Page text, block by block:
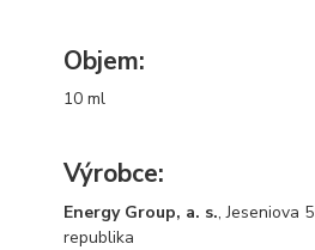
Objem:
10 ml
Výrobce:
Energy Group, a. s., Jeseniova
republika